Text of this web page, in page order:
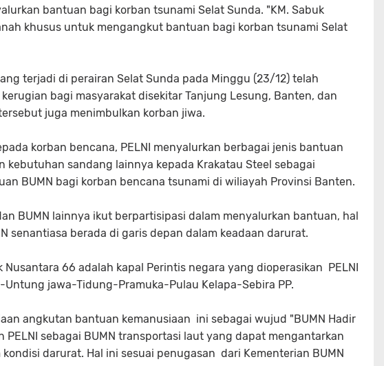
bantuan bagi korban tsunami Selat Sunda. "KM. Sabuk
khusus untuk mengangkut bantuan bagi korban tsunami Selat
terjadi di perairan Selat Sunda pada Minggu (23/12) telah
bagi masyarakat disekitar Tanjung Lesung, Banten, dan
juga menimbulkan korban jiwa.
korban bencana, PELNI menyalurkan berbagai jenis bantuan
kebutuhan sandang lainnya kepada Krakatau Steel sebagai
BUMN bagi korban bencana tsunami di wiliayah Provinsi Banten.
BUMN lainnya ikut berpartisipasi dalam menyalurkan bantuan, hal
senantiasa berada di garis depan dalam keadaan darurat.
Nusantara 66 adalah kapal Perintis negara yang dioperasikan PELNI
jawa-Tidung-Pramuka-Pulau Kelapa-Sebira PP.
angkutan bantuan kemanusiaan ini sebagai wujud "BUMN Hadir
PELNI sebagai BUMN transportasi laut yang dapat mengantarkan
darurat. Hal ini sesuai penugasan dari Kementerian BUMN